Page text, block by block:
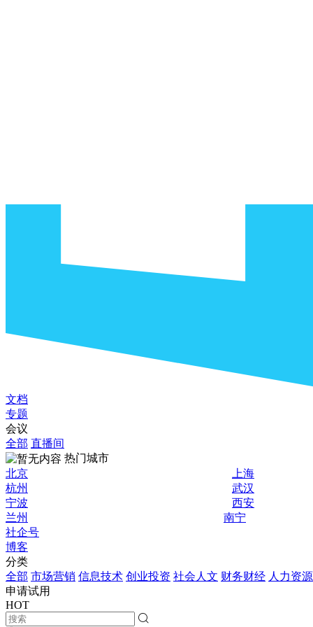
文档
专题
会议
全部 直播间
热门城市
北京
上海
杭州
武汉
宁波
西安
兰州
南宁
社企号
博客
分类
全部 市场营销 信息技术 创业投资 社会人文 财务财经 人力资源
申请试用
HOT